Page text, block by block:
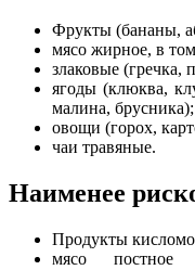
Фрукты (бананы,
мясо жирное, в
злаковые (гречка,
ягоды (клюква,
малина, брусника);
овощи (горох,
чаи травяные.
Наименее
Продукты
мясо постное